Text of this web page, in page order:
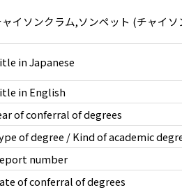
ャイソンクラム,ソンペット (チャイ
in Japanese
in English
of conferral of degrees
of degree / Kind of academic
number
of conferral of degrees